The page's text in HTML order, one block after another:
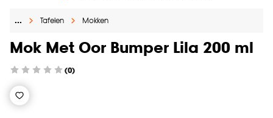
Gratis raam advies en inmeten aan huis
… Tafelen Mokken
Mok Met Oor Bumper Lila 200 ml
(0)